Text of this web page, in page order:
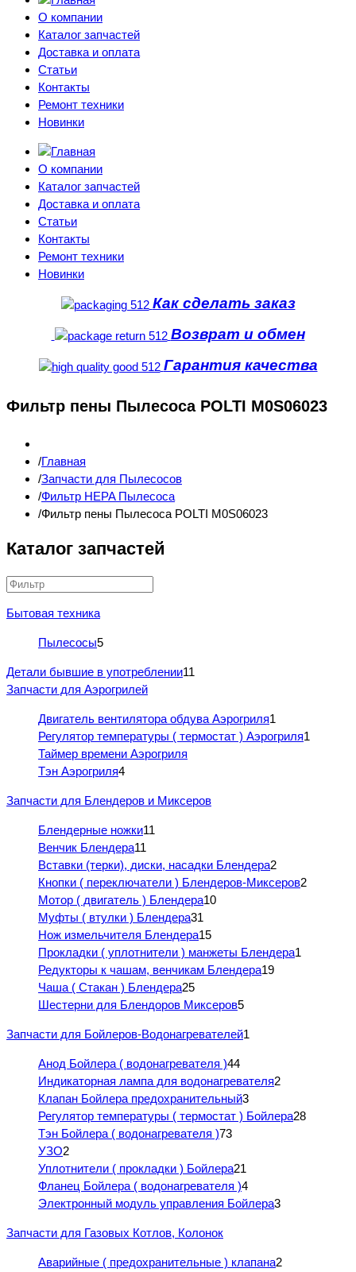
О компании
Каталог запчастей
Доставка и оплата
Статьи
Контакты
Ремонт техники
Новинки
О компании
Каталог запчастей
Доставка и оплата
Статьи
Контакты
Ремонт техники
Новинки
Как сделать заказ
Возврат и обмен
Гарантия качества
Фильтр пены Пылесоса POLTI M0S06023
Главная
Запчасти для Пылесосов
Фильтр HEPA Пылесоса
Фильтр пены Пылесоса POLTI M0S06023
Каталог запчастей
Бытовая техника
Пылесосы5
Детали бывшие в употреблении11
Запчасти для Аэрогрилей
Двигатель вентилятора обдува Аэрогриля1
Регулятор температуры ( термостат ) Аэрогриля1
Таймер времени Аэрогриля
Тэн Аэрогриля4
Запчасти для Блендеров и Миксеров
Блендерные ножки11
Венчик Блендера11
Вставки (терки), диски, насадки Блендера2
Кнопки ( переключатели ) Блендеров-Миксеров2
Мотор ( двигатель ) Блендера10
Муфты ( втулки ) Блендера31
Нож измельчителя Блендера15
Прокладки ( уплотнители ) манжеты Блендера1
Редукторы к чашам, венчикам Блендера19
Чаша ( Стакан ) Блендера25
Шестерни для Блендоров Миксеров5
Запчасти для Бойлеров-Водонагревателей1
Анод Бойлера ( водонагревателя )44
Индикаторная лампа для водонагревателя2
Клапан Бойлера предохранительный3
Регулятор температуры ( термостат ) Бойлера28
Тэн Бойлера ( водонагревателя )73
УЗО2
Уплотнители ( прокладки ) Бойлера21
Фланец Бойлера ( водонагревателя )4
Электронный модуль управления Бойлера3
Запчасти для Газовых Котлов, Колонок
Аварийные ( предохранительные ) клапана2